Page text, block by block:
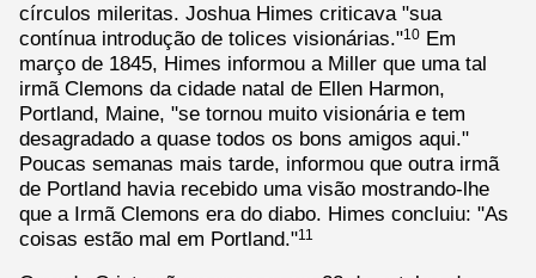
círculos mileritas. Joshua Himes criticava "sua
contínua introdução de tolices visionárias."10 Em
março de 1845, Himes informou a Miller que uma tal
irmã Clemons da cidade natal de Ellen Harmon,
Portland, Maine, "se tornou muito visionária e tem
desagradado a quase todos os bons amigos aqui."
Poucas semanas mais tarde, informou que outra irmã
de Portland havia recebido uma visão mostrando-lhe
que a Irmã Clemons era do diabo. Himes concluiu: "As
coisas estão mal em Portland."11